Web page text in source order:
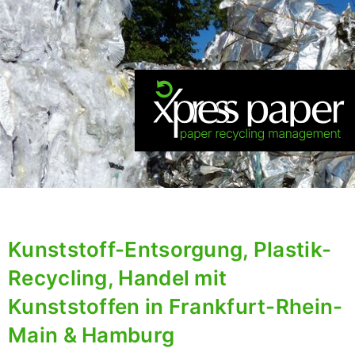
Kunststoff-Entsorgung, Plastik-
Recycling, Handel mit
Kunststoffen in Frankfurt-Rhein-
Main & Hamburg
Holding
Sonderlösungen für Papierentsorgung
Anfahrt nahe Hamburg